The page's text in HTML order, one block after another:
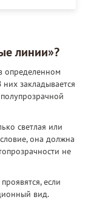
линии»?
определенном
закладывается
светлая или
она должна
не
если
вид.